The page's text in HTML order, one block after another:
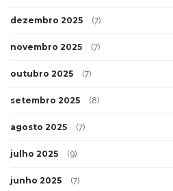
dezembro 2025 (7)
novembro 2025 (7)
outubro 2025 (7)
setembro 2025 (8)
agosto 2025 (7)
julho 2025 (9)
junho 2025 (7)